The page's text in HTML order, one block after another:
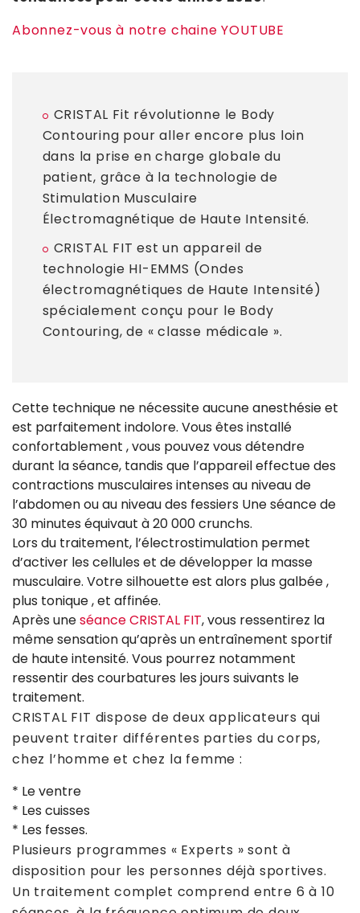
Abonnez-vous à notre chaine YOUTUBE
CRISTAL Fit révolutionne le Body
Contouring pour aller encore plus loin
dans la prise en charge globale du
patient, grâce à la technologie de
Stimulation Musculaire
Électromagnétique de Haute Intensité.
CRISTAL FIT est un appareil de
technologie HI-EMMS (Ondes
électromagnétiques de Haute Intensité)
spécialement conçu pour le Body
Contouring, de « classe médicale ».
Cette technique ne nécessite aucune anesthésie et
est parfaitement indolore. Vous êtes installé
confortablement , vous pouvez vous détendre
durant la séance, tandis que l’appareil effectue des
contractions musculaires intenses au niveau de
l’abdomen ou au niveau des fessiers Une séance de
30 minutes équivaut à 20 000 crunchs.
Lors du traitement, l’électrostimulation permet
d’activer les cellules et de développer la masse
musculaire. Votre silhouette est alors plus galbée ,
plus tonique , et affinée.
Après uneséance CRISTAL FIT, vous ressentirez la
même sensation qu’après un entraînement sportif
de haute intensité. Vous pourrez notamment
ressentir des courbatures les jours suivants le
traitement.
CRISTAL FIT dispose de deux applicateurs qui
peuvent traiter différentes parties du corps,
chez l’homme et chez la femme :
* Le ventre
* Les cuisses
* Les fesses.
Plusieurs programmes « Experts » sont à
disposition pour les personnes déjà sportives.
Un traitement complet comprend entre 6 à 10